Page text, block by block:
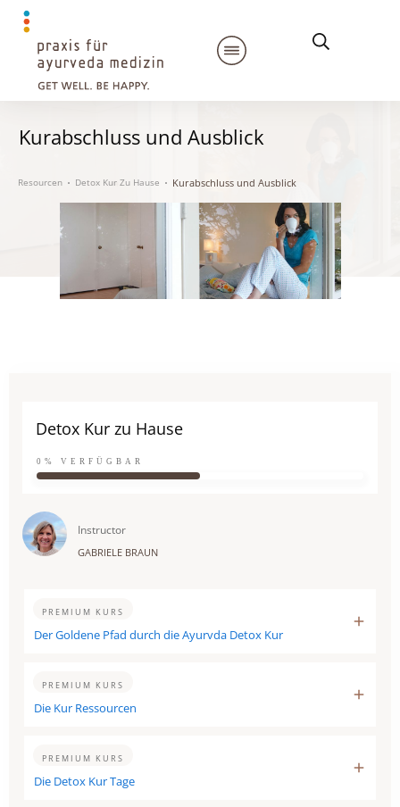
Kurabschluss und Ausblick
Resourcen Detox Kur Zu Hause Kurabschluss und Ausblick
Detox Kur zu Hause
0% VERFÜGBAR
Instructor
GABRIELE BRAUN
PREMIUM KURS
Der Goldene Pfad durch die Ayurvda Detox Kur
PREMIUM KURS
Die Kur Ressourcen
PREMIUM KURS
Die Detox Kur Tage